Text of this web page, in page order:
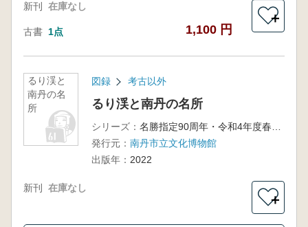
新刊 在庫なし
古書 1点 1,100 円
＋
るり渓と
南丹の名
所
図録 考古以外
るり渓と南丹の名所
シリーズ：
発行元： 南丹市立文化博物館
出版年： 2022
新刊 在庫なし
＋